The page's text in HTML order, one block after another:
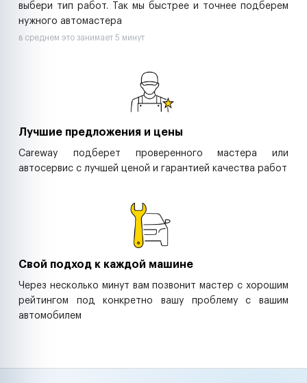
выбери тип работ. Так мы быстрее и точнее подберем
нужного автомастера
в среднем это занимает 5 минут
Лучшие предложения и цены
Careway подберет проверенного мастера или
автосервис с лучшей ценой и гарантией качества работ
Свой подход к каждой машине
Через несколько минут вам позвонит мастер с хорошим
рейтингом под конкретно вашу проблему с вашим
автомобилем